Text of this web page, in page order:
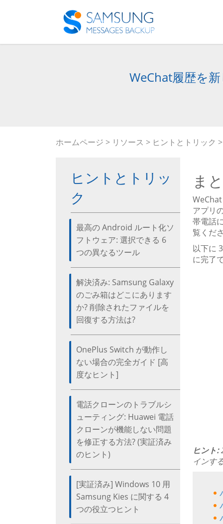
WeChat履歴を
ホームページ > リソース > ヒントとトリック
ヒントとトリッ
ク
最高の Android ルート化ソ
フトウェア: 選択できる 6
つの異なるツール
解決済み: Samsung Galaxy
のごみ箱はどこにあります
か? 削除されたファイルを
回復する方法は?
OnePlus Switch が動作し
ない場合の完全ガイド [高
度なヒント]
電話クローンのトラブルシ
ューティング: Huawei 電話
クローンが機能しない問題
を修正する方法? (実証済み
のヒント)
[実証済み] Windows 10 用
Samsung Kies に関する 4
つの役立つヒント
ま
アプリ
帯電話
覧くだ
以下に
に完了
ヒント:
インす